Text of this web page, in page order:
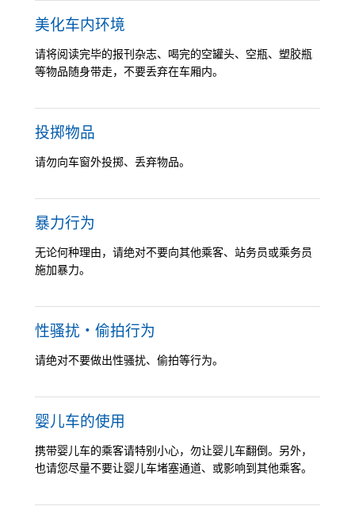
美化车内环境
请将阅读完毕的报刊杂志、喝完的空罐头、空瓶、塑胶瓶
等物品随身带走，不要丢弃在车厢内。
投掷物品
请勿向车窗外投掷、丢弃物品。
暴力行为
无论何种理由，请绝对不要向其他乘客、站务员或乘务员
施加暴力。
性骚扰・偷拍行为
请绝对不要做出性骚扰、偷拍等行为。
婴儿车的使用
携带婴儿车的乘客请特别小心，勿让婴儿车翻倒。另外，
也请您尽量不要让婴儿车堵塞通道、或影响到其他乘客。